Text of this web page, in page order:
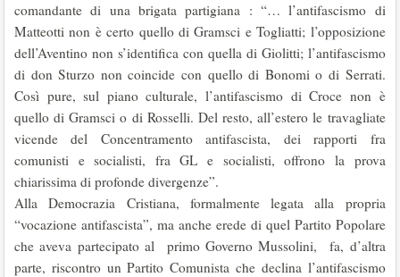
comandante di una brigata partigiana : “… l’antifascismo di
Matteotti non è certo quello di Gramsci e Togliatti; l’opposizione
dell’Aventino non s’identifica con quella di Giolitti; l’antifascismo
di don Sturzo non coincide con quello di Bonomi o di Serrati.
Così pure, sul piano culturale, l’antifascismo di Croce non è
quello di Gramsci o di Rosselli. Del resto, all’estero le travagliate
vicende del Concentramento antifascista, dei rapporti fra
comunisti e socialisti, fra GL e socialisti, offrono la prova
chiarissima di profonde divergenze”.
Alla Democrazia Cristiana, formalmente legata alla propria
“vocazione antifascista”, ma anche erede di quel Partito Popolare
che aveva partecipato al primo Governo Mussolini, fa, d’altra
parte, riscontro un Partito Comunista che declina l’antifascismo